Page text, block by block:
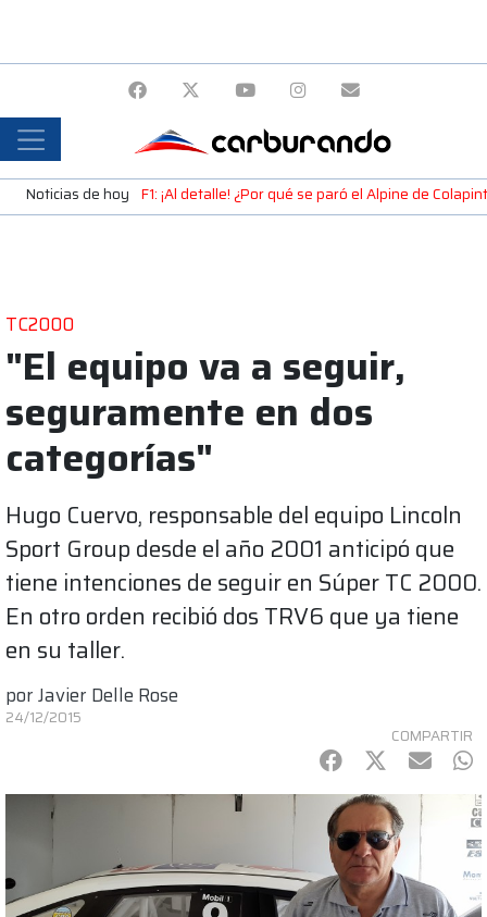
Noticias de hoy F1: ¡Al detalle! ¿Por qué se paró el Alpine de
TC2000
"El equipo va a seguir,
seguramente en dos
categorías"
Hugo Cuervo, responsable del equipo Lincoln
Sport Group desde el año 2001 anticipó que
tiene intenciones de seguir en Súper TC 2000.
En otro orden recibió dos TRV6 que ya tiene
en su taller.
porJavier Delle Rose
24/12/2015
COMPARTIR
Facebook
Twitter
mail